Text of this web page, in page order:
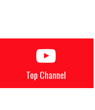
Top Channel